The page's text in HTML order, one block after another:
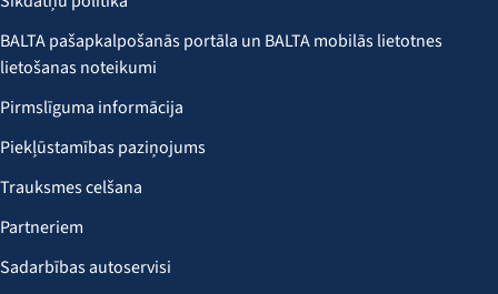
BALTA pašapkalpošanās portāla un BALTA mobilās lietotnes
lietošanas noteikumi
Pirmslīguma informācija
Piekļūstamības paziņojums
Trauksmes celšana
Partneriem
Sadarbības autoservisi